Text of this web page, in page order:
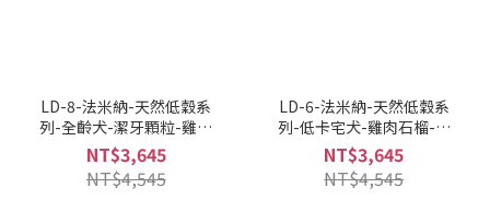
LD-8-法米納-天然低穀系
列-全齡犬-潔牙顆粒-雞肉
石榴
12kg(8010276036247)
NT$3,645
NT$4,545
LD-6-法米納-天然低穀系
列-低卡宅犬-雞肉石榴-潔
牙顆粒
12kg(8010276030511)
NT$3,645
NT$4,545